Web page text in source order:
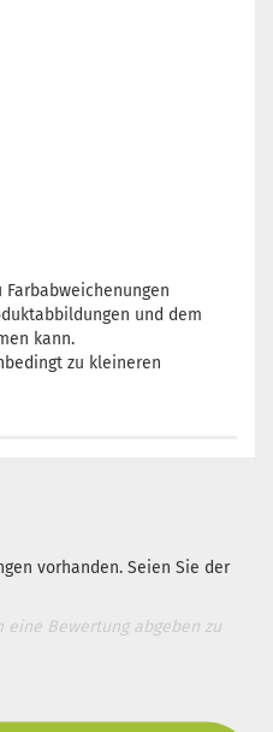
und dem
kann.
zu kleineren
vorhanden. Seien Sie der
Bewertung abgeben zu